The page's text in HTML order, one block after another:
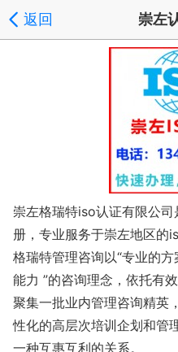
返回 崇左
崇左格瑞特iso认证有限公
册，专业服务于崇左地区的
格瑞特管理咨询以“专业的
能力 ”的咨询理念，依托有
聚集一批业内管理咨询精英
性化的高层次培训企划和管
一种互惠互利的关系。